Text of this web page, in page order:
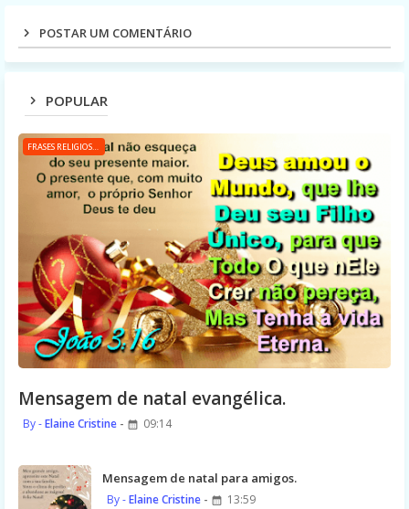
POSTAR UM COMENTÁRIO
POPULAR
FRASES RELIGIOSAS
Mensagem de natal evangélica.
Elaine Cristine 09:14
Mensagem de natal para amigos.
Elaine Cristine 13:59